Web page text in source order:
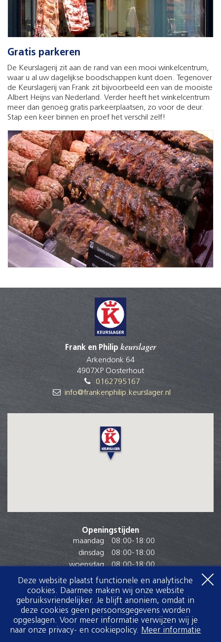
Voor het gebruik van Google Maps wordt
gebruik gemaakt van Cookies
Gratis parkeren
De Keurslagerij zit aan de rand van een mooi winkelcentrum,
waar u al uw dagelijkse boodschappen kunt doen. Tegenover
de Keurslagerij van Frank zit bijvoorbeeld een van de mooiste
Albert Heijns van Nederland. Verder heeft het winkelcentrum
meer dan genoeg gratis parkeerplaatsen, zo voor de deur.
Stap een keer binnen en proef het verschil zelf!
Frank en Philip keurslager
Arkendonk 64
4907XP Oosterhout
0162795167
info@frankenphilip.keurslager.nl
Openingstijden
maandag
08:00-18:00
dinsdag
08:00-18:00
woensdag
08:00-18:00
donderdag
08:00 -
vrijdag
08:00- 20:00
zaterdag
08:00-17:00
zondag
Gesloten
Deze website plaatst functionele en analytische
cookies. Daarmee maken wij onze website
gebruiksvriendelijker. Je blijft anoniem, omdat in
deze cookies geen persoonsgegevens worden
opgeslagen. Voor meer informatie verwijzen wij je
naar onze privacy- en cookiepolicy. Meer informatie